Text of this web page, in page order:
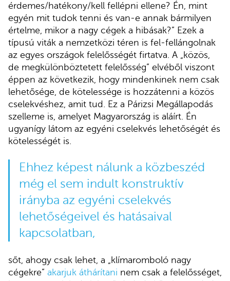
érdemes/hatékony/kell fellépni ellene? Én, mint
egyén mit tudok tenni és van-e annak bármilyen
értelme, mikor a nagy cégek a hibásak?” Ezek a
típusú viták a nemzetközi téren is fel-fellángolnak
az egyes országok felelősségét firtatva. A „közös,
de megkülönböztetett felelősség” elvéből viszont
éppen az következik, hogy mindenkinek nem csak
lehetősége, de kötelessége is hozzátenni a közös
cselekvéshez, amit tud. Ez a Párizsi Megállapodás
szelleme is, amelyet Magyarország is aláírt. Én
ugyanígy látom az egyéni cselekvés lehetőségét és
kötelességét is.
Ehhez képest nálunk a közbeszéd
még el sem indult konstruktív
irányba az egyéni cselekvés
lehetőségeivel és hatásaival
kapcsolatban,
sőt, ahogy csak lehet, a „klímaromboló nagy
cégekre” akarjuk áthárítani nem csak a felelősséget,